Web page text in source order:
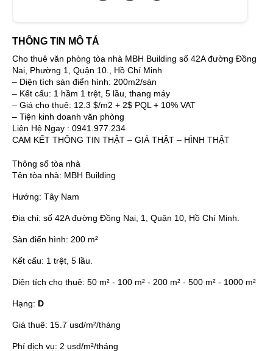
THÔNG TIN MÔ TẢ
Cho thuê văn phòng tòa nhà MBH Building số 42A đường Đồng
Nai, Phường 1, Quận 10., Hồ Chí Minh
– Diện tích sàn điển hình: 200m2/sàn
– Kết cấu: 1 hầm 1 trệt, 5 lầu, thang máy
– Giá cho thuê: 12.3 $/m2 + 2$ PQL + 10% VAT
– Tiện kinh doanh văn phòng
Liên Hệ Ngay : 0941.977.234
CAM KẾT THÔNG TIN THẬT – GIÁ THẬT – HÌNH THẬT
Thông số tòa nhà
Tên tòa nhà: MBH Building
Hướng: Tây Nam
Địa chỉ: số 42A đường Đồng Nai, 1, Quận 10, Hồ Chí Minh.
Sàn điển hình: 200 m²
Kết cấu: 1 trệt, 5 lầu.
Diện tích cho thuê: 50 m² - 100 m² - 200 m² - 500 m² - 1000 m²
Hạng: D
Giá thuê: 15.7 usd/m²/tháng
Phí dịch vụ: 2 usd/m²/tháng